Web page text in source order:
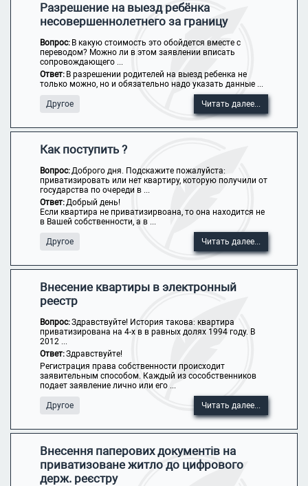
Разрешение на выезд ребёнка
несовершеннолетнего за границу
Вопрос: В какую стоимость это обойдется вместе с
переводом? Можно ли в этом заявлении вписать
сопровождающего ...
Ответ: В разрешении родителей на выезд ребенка не
только можно, но и обязательно надо указать данные ...
Другое Читать далее...
Как поступить ?
Вопрос:Доброго дня. Подскажите пожалуйста:
приватизировать или нет квартиру, которую получили от
государства по очереди в ...
Ответ:Добрый день!
Если квартира не приватизирвоана, то она находится не
в Вашей собственности, а в ...
Другое Читать далее...
Внесение квартиры в электронный
реестр
Вопрос:Здравствуйте! История такова: квартира
приватизирована на 4-х в в равных долях 1994 году. В
2012 ...
Ответ:Здравствуйте!
Регистрация права собственности происходит
заявительным способом. Каждый из сособственников
подает заявление лично или его ...
Другое Читать далее...
Внесення паперових документів на
приватизоване житло до цифрового
держ. реєстру